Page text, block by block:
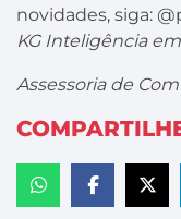
novidades, siga:
KG Inteligência
Assessoria de